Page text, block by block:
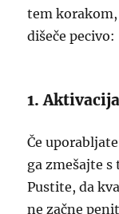
tem
dišeče pecivo:
1.
Če
ga zmešajte
Pustite, da
ne začne